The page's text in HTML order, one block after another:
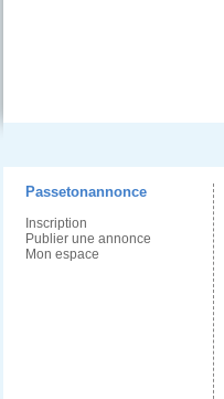
Passetonannonce
Inscription
Publier une annonce
Mon espace